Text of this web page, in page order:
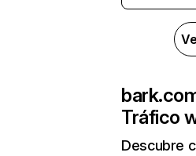
Tráfico
Descubre